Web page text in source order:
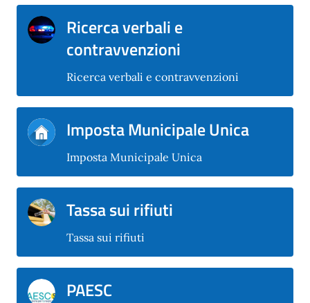
Ricerca verbali e
contravvenzioni
Ricerca verbali e contravvenzioni
Imposta Municipale Unica
Imposta Municipale Unica
Tassa sui rifiuti
Tassa sui rifiuti
PAESC